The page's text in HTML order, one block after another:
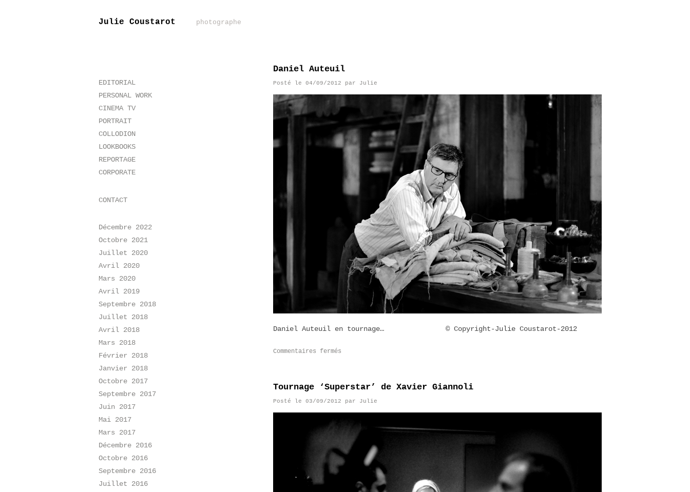
Julie Coustarot photographe
EDITORIAL
PERSONAL WORK
CINEMA TV
PORTRAIT
COLLODION
LOOKBOOKS
REPORTAGE
CORPORATE
CONTACT
Décembre 2022
Octobre 2021
Juillet 2020
Avril 2020
Mars 2020
Avril 2019
Septembre 2018
Juillet 2018
Avril 2018
Mars 2018
Février 2018
Janvier 2018
Octobre 2017
Septembre 2017
Juin 2017
Mai 2017
Mars 2017
Décembre 2016
Octobre 2016
Septembre 2016
Juillet 2016
Daniel Auteuil
Posté le 04/09/2012 par Julie
Daniel Auteuil en tournage… © Copyright-Julie Coustarot-2012
Commentaires fermés
Tournage ‘Superstar’ de Xavier Giannoli
Posté le 03/09/2012 par Julie